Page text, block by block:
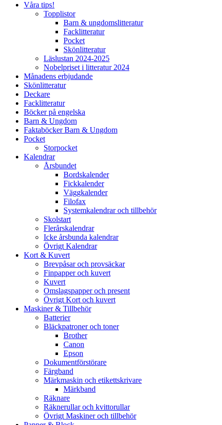
Våra tips!
Topplistor
Barn & ungdomslitteratur
Facklitteratur
Pocket
Skönlitteratur
Läslustan 2024-2025
Nobelpriset i litteratur 2024
Månadens erbjudande
Skönlitteratur
Deckare
Facklitteratur
Böcker på engelska
Barn & Ungdom
Faktaböcker Barn & Ungdom
Pocket
Storpocket
Kalendrar
Årsbundet
Bordskalender
Fickkalender
Väggkalender
Filofax
Systemkalendrar och tillbehör
Skolstart
Flerårskalendrar
Icke årsbunda kalendrar
Övrigt Kalendrar
Kort & Kuvert
Brevpåsar och provsäckar
Finpapper och kuvert
Kuvert
Omslagspapper och present
Övrigt Kort och kuvert
Maskiner & Tillbehör
Batterier
Bläckpatroner och toner
Brother
Canon
Epson
Dokumentförstörare
Färgband
Märkmaskin och etikettskrivare
Märkband
Räknare
Räknerullar och kvittorullar
Övrigt Maskiner och tillbehör